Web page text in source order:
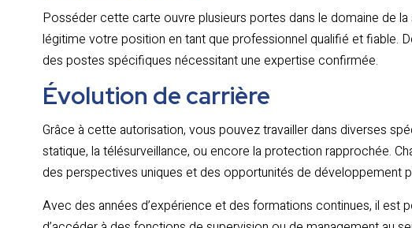
Posséder cette carte ouvre plusieurs portes dans le domaine de la
légitime votre position en tant que professionnel qualifié et fiable.
des postes spécifiques nécessitant une expertise confirmée.
Évolution de carrière
Grâce à cette autorisation, vous pouvez travailler dans diverses
statique, la télésurveillance, ou encore la protection rapprochée.
des perspectives uniques et des opportunités de développement
Avec des années d’expérience et des formations continues, il est